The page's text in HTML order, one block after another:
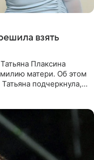
взять
Плаксина
матери. Об этом
подчеркнула,